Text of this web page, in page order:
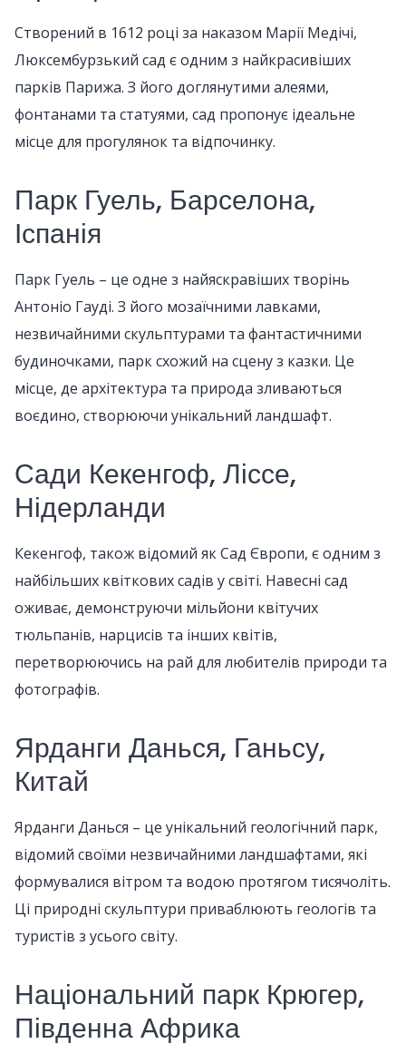
Створений в 1612 році за наказом Марії Медічі,
Люксембурзький сад є одним з найкрасивіших
парків Парижа. З його доглянутими алеями,
фонтанами та статуями, сад пропонує ідеальне
місце для прогулянок та відпочинку.
Парк Гуель, Барселона,
Іспанія
Парк Гуель – це одне з найяскравіших творінь
Антоніо Гауді. З його мозаїчними лавками,
незвичайними скульптурами та фантастичними
будиночками, парк схожий на сцену з казки. Це
місце, де архітектура та природа зливаються
воєдино, створюючи унікальний ландшафт.
Сади Кекенгоф, Ліссе,
Нідерланди
Кекенгоф, також відомий як Сад Європи, є одним з
найбільших квіткових садів у світі. Навесні сад
оживає, демонструючи мільйони квітучих
тюльпанів, нарцисів та інших квітів,
перетворюючись на рай для любителів природи та
фотографів.
Ярданги Данься, Ганьсу,
Китай
Ярданги Данься – це унікальний геологічний парк,
відомий своїми незвичайними ландшафтами, які
формувалися вітром та водою протягом тисячоліть.
Ці природні скульптури приваблюють геологів та
туристів з усього світу.
Національний парк Крюгер,
Південна Африка